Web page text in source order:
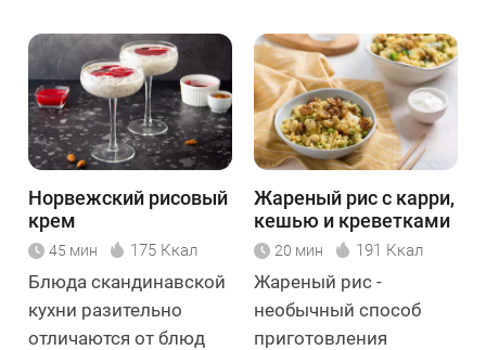
Норвежский рисовый
крем
45 мин 175 Ккал
Блюда скандинавской
кухни разительно
отличаются от блюд
Жареный рис с карри,
кешью и креветками
20 мин 191 Ккал
Жареный рис -
необычный способ
приготовления